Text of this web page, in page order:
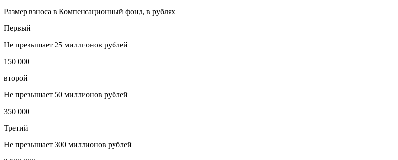
Размер взноса в Компенсационный фонд, в рублях
Первый
Не превышает 25 миллионов рублей
150 000
второй
Не превышает 50 миллионов рублей
350 000
Третий
Не превышает 300 миллионов рублей